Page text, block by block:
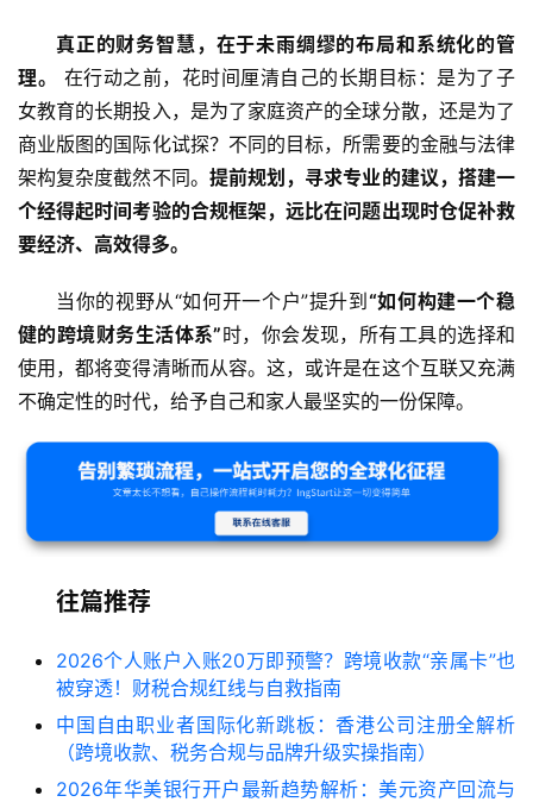
社
区
生
态
合
作
专
栏
真正的财务智慧，在于未雨绸缪的布局和系统化的管
理。
在行动之前，花时间厘清自己的长期目标：是为了子
女教育的长期投入，是为了家庭资产的全球分散，还是为了
商业版图的国际化试探？不同的目标，所需要的金融与法律
架构复杂度截然不同。 提前规划，寻求专业的建议，搭建一
个经得起时间考验的合规框架，远比在问题出现时仓促补救
要经济、高效得多。
当你的视野从“如何开一个户”提升到“如何构建一个稳
健的跨境财务生活体系”时，你会发现，所有工具的选择和
使用，都将变得清晰而从容。这，或许是在这个互联又充满
不确定性的时代，给予自己和家人最坚实的一份保障。
往篇推荐
2026个人账户入账20万即预警？跨境收款“亲属卡”也
被穿透！财税合规红线与自救指南
中国自由职业者国际化新跳板：香港公司注册全解析
（跨境收款、税务合规与品牌升级实操指南）
2026年华美银行开户最新趋势解析：美元资产回流与